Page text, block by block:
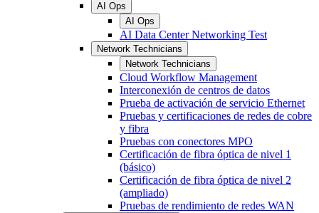
AI Ops
AI Ops
AI Data Center Networking Test
Network Technicians
Network Technicians
Cloud Workflow Management
Interconexión de centros de datos
Prueba de activación de servicio Ethernet
Pruebas y certificaciones de redes de cobre
y fibra
Pruebas con conectores MPO
Certificación de fibra óptica de nivel 1
(básico)
Certificación de fibra óptica de nivel 2
(ampliado)
Pruebas de rendimiento de redes WAN